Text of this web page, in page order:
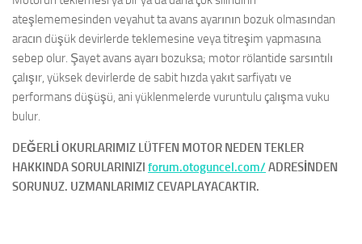
ateşlememesinden veyahut ta avans ayarının bozuk olmasından
aracın düşük devirlerde teklemesine veya titreşim yapmasına
sebep olur. Şayet avans ayarı bozuksa; motor rölantide sarsıntılı
çalışır, yüksek devirlerde de sabit hızda yakıt sarfiyatı ve
performans düşüşü, ani yüklenmelerde vuruntulu çalışma vuku
bulur.
DEĞERLİ OKURLARIMIZ LÜTFEN MOTOR NEDEN TEKLER
HAKKINDA SORULARINIZI forum.otoguncel.com/ ADRESİNDEN
SORUNUZ. UZMANLARIMIZ CEVAPLAYACAKTIR.